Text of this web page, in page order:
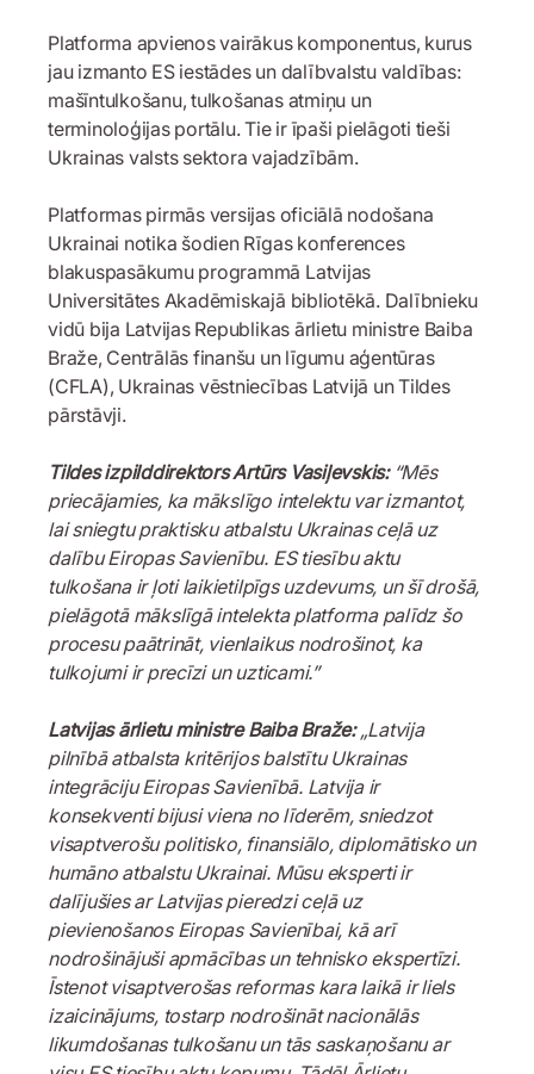
Platforma apvienos vairākus komponentus, kurus
jau izmanto ES iestādes un dalībvalstu valdības:
mašīntulkošanu, tulkošanas atmiņu un
terminoloģijas portālu. Tie ir īpaši pielāgoti tieši
Ukrainas valsts sektora vajadzībām.
Platformas pirmās versijas oficiālā nodošana
Ukrainai notika šodien Rīgas konferences
blakuspasākumu programmā Latvijas
Universitātes Akadēmiskajā bibliotēkā. Dalībnieku
vidū bija Latvijas Republikas ārlietu ministre Baiba
Braže, Centrālās finanšu un līgumu aģentūras
(CFLA), Ukrainas vēstniecības Latvijā un Tildes
pārstāvji.
Tildes izpilddirektors Artūrs Vasiļevskis:“Mēs
priecājamies, ka mākslīgo intelektu var izmantot,
lai sniegtu praktisku atbalstu Ukrainas ceļā uz
dalību Eiropas Savienību. ES tiesību aktu
tulkošana ir ļoti laikietilpīgs uzdevums, un šī drošā,
pielāgotā mākslīgā intelekta platforma palīdz šo
procesu paātrināt, vienlaikus nodrošinot, ka
tulkojumi ir precīzi un uzticami.”
Latvijas ārlietu ministre Baiba Braže:„Latvija
pilnībā atbalsta kritērijos balstītu Ukrainas
integrāciju Eiropas Savienībā. Latvija ir
konsekventi bijusi viena no līderēm, sniedzot
visaptverošu politisko, finansiālo, diplomātisko un
humāno atbalstu Ukrainai. Mūsu eksperti ir
dalījušies ar Latvijas pieredzi ceļā uz
pievienošanos Eiropas Savienībai, kā arī
nodrošinājuši apmācības un tehnisko ekspertīzi.
Īstenot visaptverošas reformas kara laikā ir liels
izaicinājums, tostarp nodrošināt nacionālās
likumdošanas tulkošanu un tās saskaņošanu ar